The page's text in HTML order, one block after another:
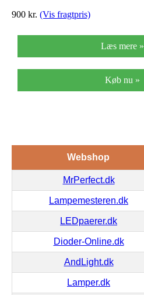
900 kr. (Vis fragtpris)
Læs mere »
Køb nu »
Webshop
MrPerfect.dk
Lampemesteren.dk
LEDpaerer.dk
Dioder-Online.dk
AndLight.dk
Lamper.dk